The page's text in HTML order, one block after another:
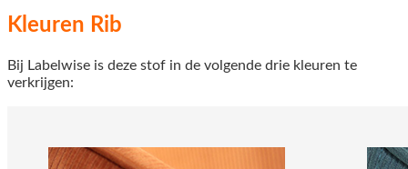
Kleuren Rib
Bij Labelwise is deze stof in de volgende drie kleuren te
verkrijgen: